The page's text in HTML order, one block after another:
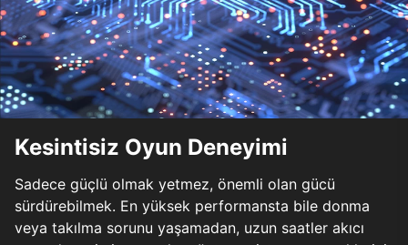
Kesintisiz Oyun Deneyimi
Sadece güçlü olmak yetmez, önemli olan gücü
sürdürebilmek. En yüksek performansta bile donma
veya takılma sorunu yaşamadan, uzun saatler akıcı